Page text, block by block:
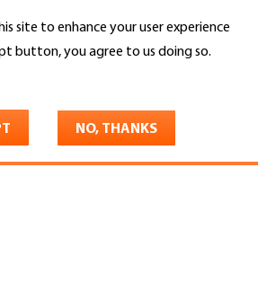
site to enhance your user experience
button, you agree to us doing so.
NO, THANKS
Search
SA